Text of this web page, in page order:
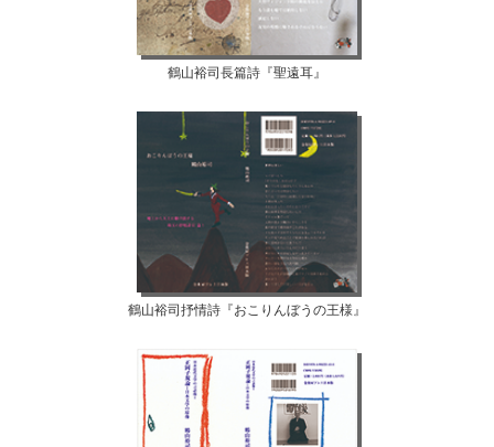
鶴山裕司長篇詩『聖遠耳』
鶴山裕司抒情詩『おこりんぼうの王様』